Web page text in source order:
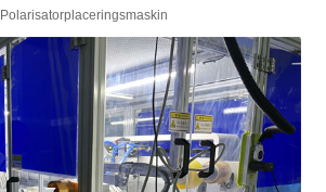
Polarisatorplaceringsmaskin